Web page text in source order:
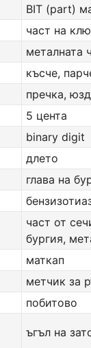
BIT (part)
част на
металната
късче,
пречка,
5 цента
binary digit
длето
глава на
част от
бургия,
маткап
метчик за
побитово
ъгъл на